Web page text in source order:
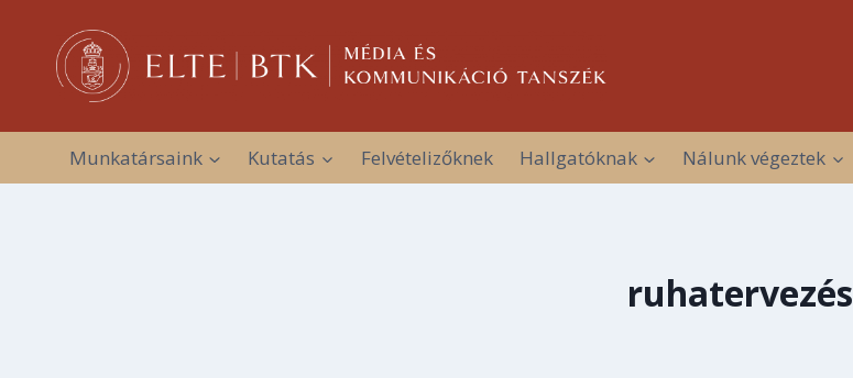
content
Munkatársaink Kutatás Felvételizőknek Hallgatóknak Nálunk végeztek
ruhatervezés